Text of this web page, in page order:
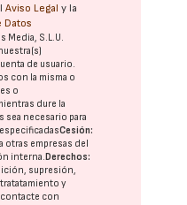
Aviso Legal y la
Datos
Media, S.L.U.
de usuario.
con la misma o
o
dure la
sea necesario para
Cesión:
otras empresas del
interna.Derechos:
supresión,
y
contacte con